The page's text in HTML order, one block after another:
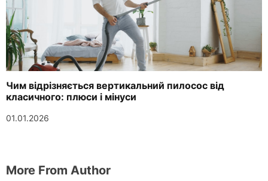
Чим відрізняється вертикальний пилосос від
класичного: плюси і мінуси
01.01.2026
More From Author